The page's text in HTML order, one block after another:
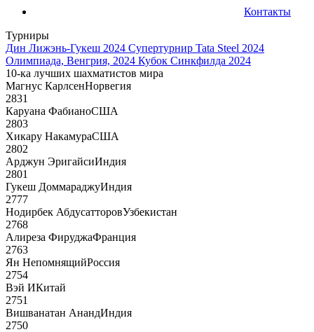
Контакты
Турниры
Дин Лижэнь-Гукеш 2024 Супертурнир Tata Steel 2024
Олимпиада, Венгрия, 2024 Кубок Синкфилда 2024
10-ка лучших шахматистов мира
Магнус КарлсенНорвегия
2831
Каруана ФабианоСША
2803
Хикару НакамураСША
2802
Арджун ЭригайсиИндия
2801
Гукеш ДоммараджуИндия
2777
Нодирбек АбдусатторовУзбекистан
2768
Алиреза ФируджаФранция
2763
Ян НепомнящийРоссия
2754
Вэй ИКитай
2751
Вишванатан АнандИндия
2750